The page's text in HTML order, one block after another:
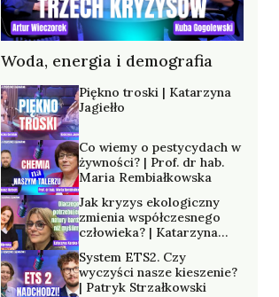
Woda, energia i demografia
Piękno troski | Katarzyna
Jagiełło
Co wiemy o pestycydach w
żywności? | Prof. dr hab.
Maria Rembiałkowska
Jak kryzys ekologiczny
zmienia współczesnego
człowieka? | Katarzyna
System ETS2. Czy
wyczyści nasze kieszenie?
| Patryk Strzałkowski